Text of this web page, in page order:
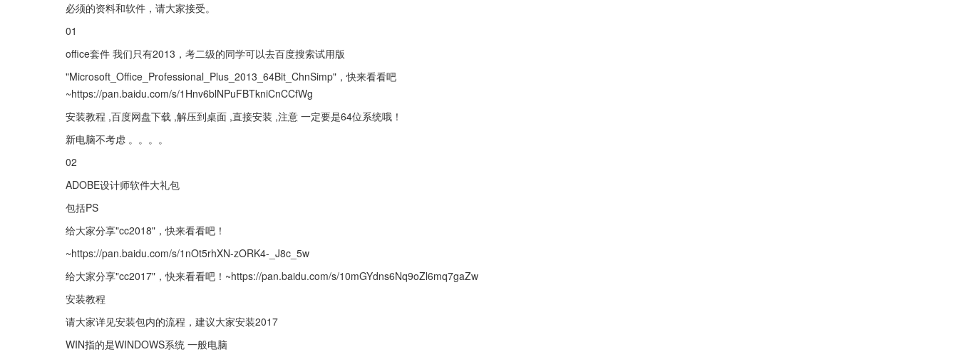
必须的资料和软件，请大家接受。
01
office套件 我们只有2013，考二级的同学可以去百度搜索试用版
"Microsoft_Office_Professional_Plus_2013_64Bit_ChnSimp"，快来看看吧
~https://pan.baidu.com/s/1Hnv6blNPuFBTkniCnCCfWg
安装教程 ,百度网盘下载 ,解压到桌面 ,直接安装 ,注意 一定要是64位系统哦！
新电脑不考虑 。。。。
02
ADOBE设计师软件大礼包
包括PS
给大家分享"cc2018"，快来看看吧！
~https://pan.baidu.com/s/1nOt5rhXN-zORK4-_J8c_5w
给大家分享"cc2017"，快来看看吧！~https://pan.baidu.com/s/10mGYdns6Nq9oZl6mq7gaZw
安装教程
请大家详见安装包内的流程，建议大家安装2017
WIN指的是WINDOWS系统 一般电脑